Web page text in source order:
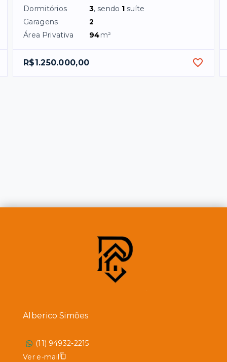
Dormitórios 3, sendo 1 suíte
Garagens
2
Área Privativa
94m²
R$1.250.000,00
Alberico Simões
(11) 94932-2215
Ver e-mail